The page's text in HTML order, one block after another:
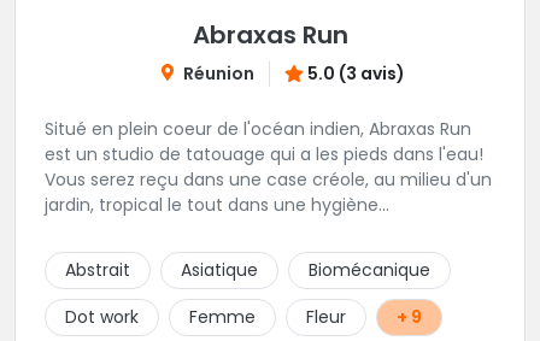
Abraxas Run
Réunion 5.0 (3 avis)
Situé en plein coeur de l'océan indien, Abraxas Run
est un studio de tatouage qui a les pieds dans l'eau!
Vous serez reçu dans une case créole, au milieu d'un
jardin, tropical le tout dans une hygiène
choix de bijoux et uniquement dans des matières
biocompatibles! Vous le trouverez à Saint-Gilles les
Bains...les doigts de pieds en éventail...
Abstrait Asiatique
Biomécanique
Dot work
Femme Fleur + 9